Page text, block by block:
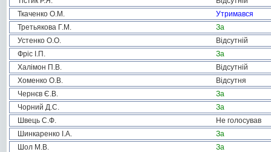
Ткаченко О.М.
Утримався
Третьякова Г.М.
За
Устенко О.О.
Відсутній
Фріс І.П.
За
Халімон П.В.
Відсутній
Хоменко О.В.
Відсутня
Чернєв Є.В.
За
Чорний Д.С.
За
Швець С.Ф.
Не голосував
Шинкаренко І.А.
За
Шол М.В.
За